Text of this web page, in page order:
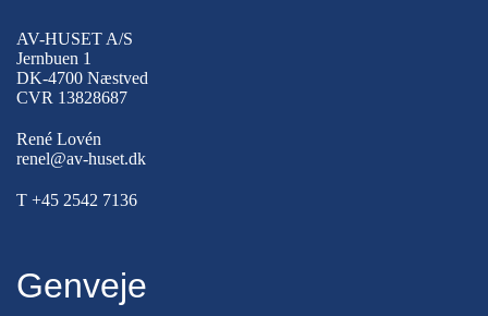
AV-HUSET A/S
Jernbuen 1
DK-4700 Næstved
CVR 13828687
René Lovén
renel@av-huset.dk
T +45 2542 7136
Genveje